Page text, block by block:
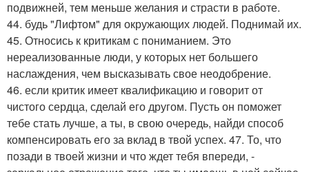
подвижней, тем меньше желания и страсти в работе.
44. будь "Лифтом" для окружающих людей. Поднимай их.
45. Относись к критикам с пониманием. Это
нереализованные люди, у которых нет большего
наслаждения, чем высказывать свое неодобрение.
46. если критик имеет квалификацию и говорит от
чистого сердца, сделай его другом. Пусть он поможет
тебе стать лучше, а ты, в свою очередь, найди способ
компенсировать его за вклад в твой успех. 47. То, что
позади в твоей жизни и что ждет тебя впереди, -